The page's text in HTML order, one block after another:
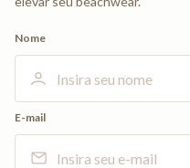
Nome
E-mail